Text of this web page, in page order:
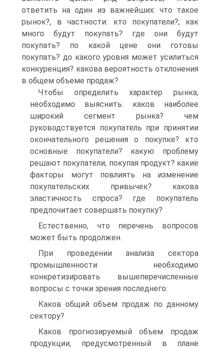
ответить на один из важнейших: что такое
рынок?, в частности: кто покупатели?; как
много будут покупать? где они будут
покупать? по какой цене они готовы
покупать? до какого уровня может усилиться
конкуренция? какова вероятность отклонения
в общем объеме продаж?
Чтобы определить характер рынка,
необходимо выяснить: каков наиболее
широкий сегмент рынка? чем
руководствуется покупатель при принятии
окончательного решения о покупке? кто
основные покупатели? какую проблему
решают покупатели, покупая продукт? какие
факторы могут повлиять на изменение
покупательских привычек? какова
эластичность спроса? где покупатель
предпочитает совершать покупку?
Естественно, что перечень вопросов
может быть продолжен.
При проведении анализа сектора
промышленности необходимо
конкретизировать вышеперечисленные
вопросы с точки зрения последнего:
Каков общий объем продаж по данному
сектору?
Каков прогнозируемый объем продаж
продукции, предусмотренный в плане